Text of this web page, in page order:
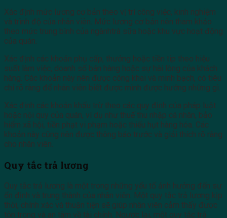
Xác định mức lương cơ bản theo vị trí công việc, kinh nghiệm
và trình độ của nhân viên. Mức lương cơ bản nên tham khảo
theo mức trung bình của ngànhtrà sữa hoặc khu vực hoạt động
của quán.
Xác định các khoản phụ cấp, thưởng hoặc tiền tip theo hiệu
suất làm việc, doanh số bán hàng hoặc sự hài lòng của khách
hàng. Các khoản này nên được công khai và minh bạch, có tiêu
chí rõ ràng để nhân viên biết được mình được hưởng những gì.
Xác định các khoản khấu trừ theo các quy định của pháp luật
hoặc nội quy của quán, ví dụ như thuế thu nhập cá nhân, bảo
hiểm xã hội, tiền phạt vi phạm hoặc thiếu hụt hàng hóa. Các
khoản này cũng nên được thông báo trước và giải thích rõ ràng
cho nhân viên.
Quy tắc trả lương
Quy tắc trả lương là một trong những yếu tố ảnh hưởng đến sự
ổn định và trung thành của nhân viên. Một quy tắc trả lương kịp
thời, chính xác và thuận tiện sẽ giúp nhân viên cảm thấy được
tôn trọng và an tâm về tài chính. Ngược lại, một quy tắc trả